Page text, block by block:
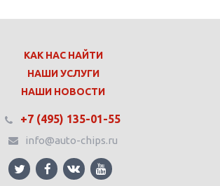
КАК НАС НАЙТИ
НАШИ УСЛУГИ
НАШИ НОВОСТИ
+7 (495) 135-01-55
info@auto-chips.ru